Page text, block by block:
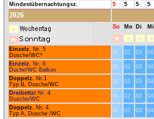
Mindestübernachtungsz. 5 5 5 5
2026
So Mo Di Mi
Einzelz. Nr. 5
Dusche/WC*
01 02 03 04
Einzelz. Nr. 6
Duche/WC Balkon
01 02 03 04
Doppelz. Nr.1
Typ B, Dusche/WC
01 02 03 04
Dreibettzi Nr. 4
Dusche/WC
01 02 03 04
Doppelz. Nr. 4
Typ A, Dusche /WC
01 02 03 04